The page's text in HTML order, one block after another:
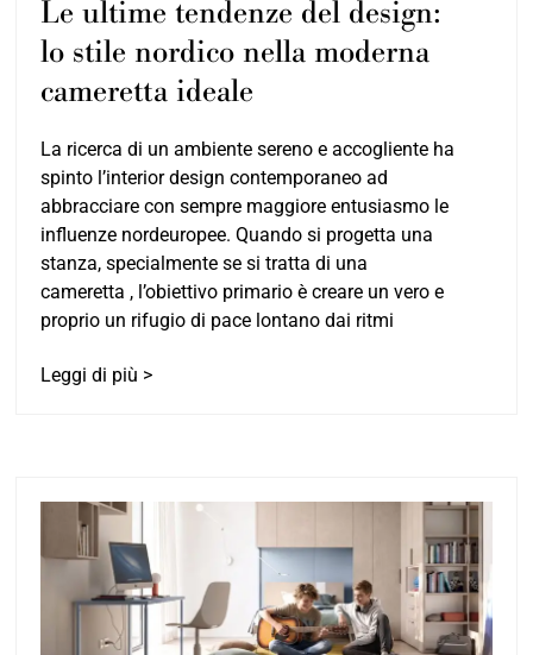
Le ultime tendenze del design:
lo stile nordico nella moderna
cameretta ideale
La ricerca di un ambiente sereno e accogliente ha
spinto l’interior design contemporaneo ad
abbracciare con sempre maggiore entusiasmo le
influenze nordeuropee. Quando si progetta una
stanza, specialmente se si tratta di una
cameretta , l’obiettivo primario è creare un vero e
proprio un rifugio di pace lontano dai ritmi
Leggi di più >